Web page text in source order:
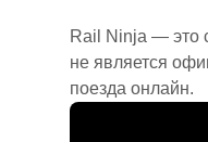
Rail Ninja — это
не является
поезда онлайн.